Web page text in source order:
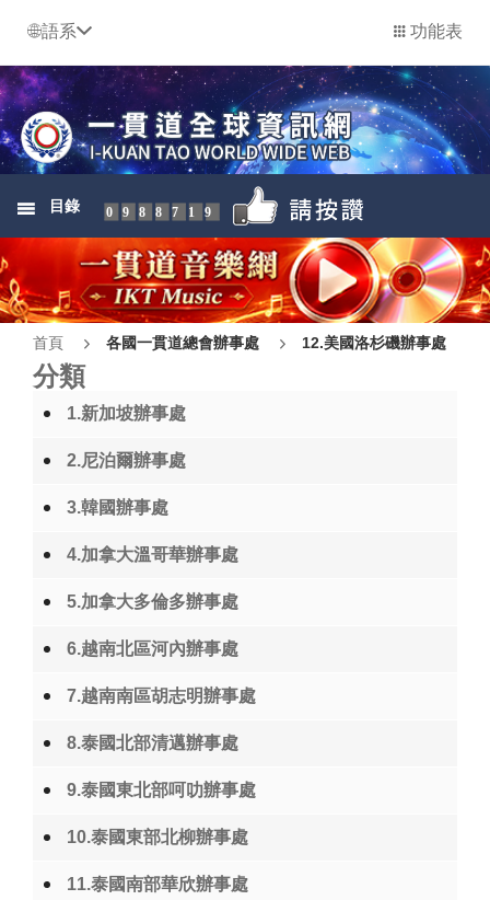
語系 功能表
目錄 0988719
首頁 各國一貫道總會辦事處 12.美國洛杉磯辦事處
分類
1.新加坡辦事處
2.尼泊爾辦事處
3.韓國辦事處
4.加拿大溫哥華辦事處
5.加拿大多倫多辦事處
6.越南北區河內辦事處
7.越南南區胡志明辦事處
8.泰國北部清邁辦事處
9.泰國東北部呵叻辦事處
10.泰國東部北柳辦事處
11.泰國南部華欣辦事處